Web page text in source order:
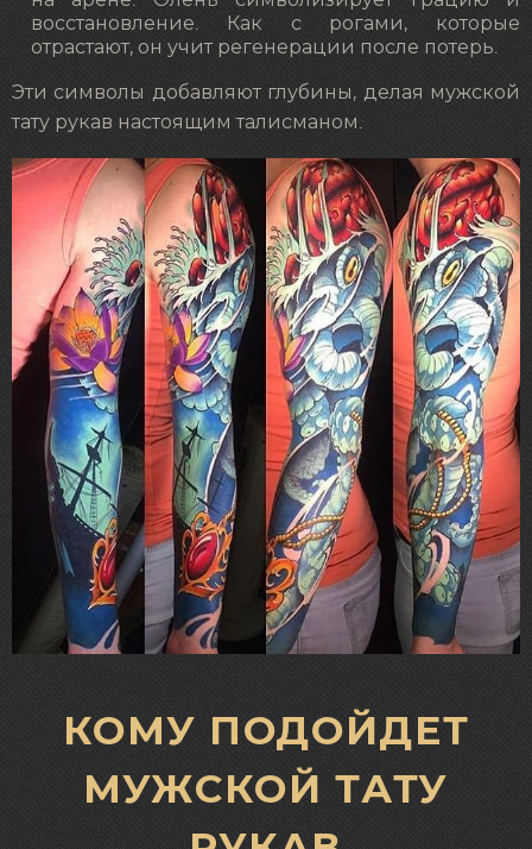
восстановление. Как с рогами, которые
отрастают, он учит регенерации после потерь.
Эти символы добавляют глубины, делая мужской
тату рукав настоящим талисманом.
КОМУ ПОДОЙДЕТ
МУЖСКОЙ ТАТУ